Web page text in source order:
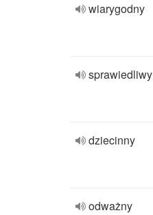
wiarygodny
sprawiedliwy
dziecinny
odważny